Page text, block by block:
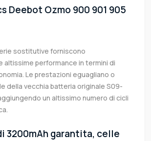
Deebot Ozmo 900 901 905
sostitutive forniscono
altissime performance in termini di
Le prestazioni eguagliano o
della vecchia batteria originale S09-
un altissimo numero di cicli
3200mAh garantita, celle